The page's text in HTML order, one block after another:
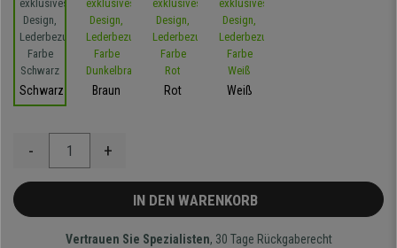
Schwarz Braun Rot Weiß
- +
IN DEN WARENKORB
Vertrauen Sie Spezialisten, 30 Tage Rückgaberecht